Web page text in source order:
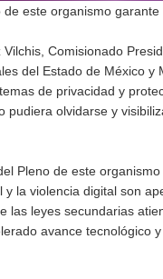
de este organismo garante
Comisionado
del Estado de México y
de privacidad y
olvidarse y
Pleno de este
la violencia digital son
las leyes secundarias
avance tecnológico